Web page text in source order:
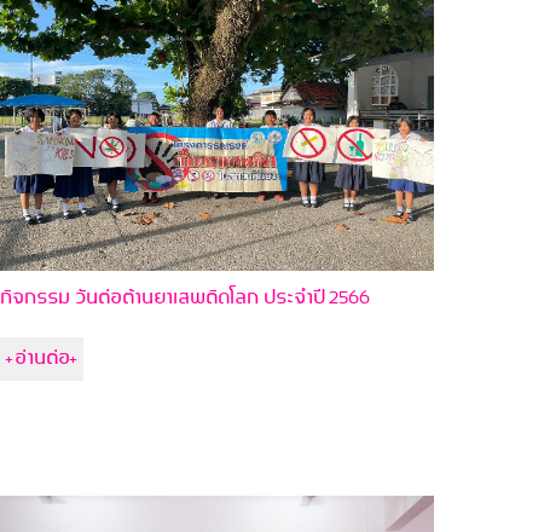
กิจกรรม วันต่อต้าน​ยาเสพติด​โลก​ ประจำปี​ 2566
+อ่านต่อ+